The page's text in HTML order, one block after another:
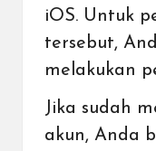
iOS. Untuk
tersebut,
melakukan
Jika sudah
akun, Anda